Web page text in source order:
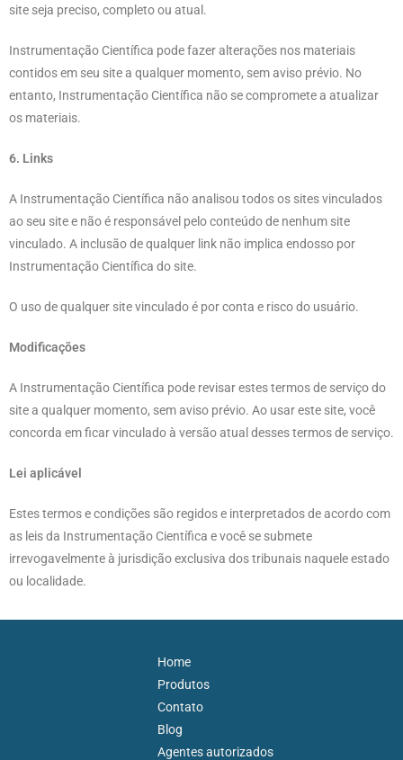
site seja preciso, completo ou atual.
Instrumentação Científica pode fazer alterações nos materiais
contidos em seu site a qualquer momento, sem aviso prévio. No
entanto, Instrumentação Científica não se compromete a atualizar
os materiais.
6. Links
A Instrumentação Científica não analisou todos os sites vinculados
ao seu site e não é responsável pelo conteúdo de nenhum site
vinculado. A inclusão de qualquer link não implica endosso por
Instrumentação Científica do site.
O uso de qualquer site vinculado é por conta e risco do usuário.
Modificações
A Instrumentação Científica pode revisar estes termos de serviço do
site a qualquer momento, sem aviso prévio. Ao usar este site, você
concorda em ficar vinculado à versão atual desses termos de serviço.
Lei aplicável
Estes termos e condições são regidos e interpretados de acordo com
as leis da Instrumentação Científica e você se submete
irrevogavelmente à jurisdição exclusiva dos tribunais naquele estado
ou localidade.
Home
Produtos
Contato
Blog
Agentes autorizados